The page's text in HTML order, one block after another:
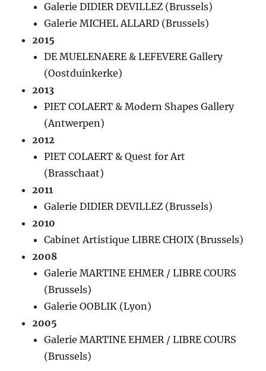
Galerie DIDIER DEVILLEZ (Brussels)
Galerie MICHEL ALLARD (Brussels)
2015
DE MUELENAERE & LEFEVERE Gallery
(Oostduinkerke)
2013
PIET COLAERT & Modern Shapes Gallery
(Antwerpen)
2012
PIET COLAERT & Quest for Art
(Brasschaat)
2011
Galerie DIDIER DEVILLEZ (Brussels)
2010
Cabinet Artistique LIBRE CHOIX (Brussels)
2008
Galerie MARTINE EHMER / LIBRE COURS
(Brussels)
Galerie OOBLIK (Lyon)
2005
Galerie MARTINE EHMER / LIBRE COURS
(Brussels)